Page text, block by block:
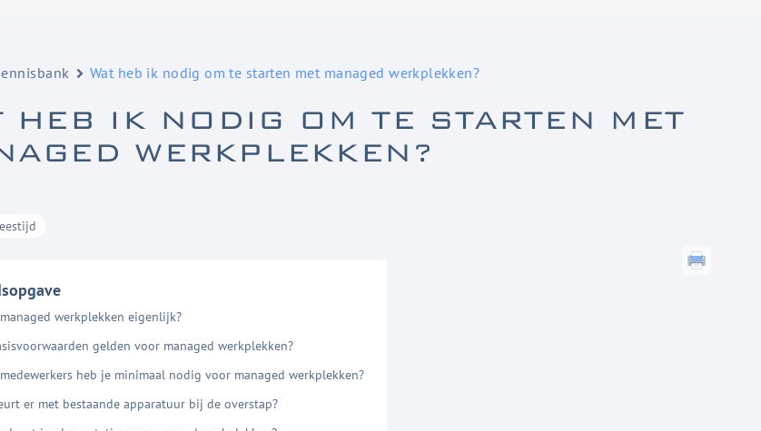
Wat heb ik nodig om te starten met managed werkplekken?
HEB IK NODIG OM TE STARTEN MET
WERKPLEKKEN?
werkplekken eigenlijk?
gelden voor managed werkplekken?
heb je minimaal nodig voor managed werkplekken?
er met bestaande apparatuur bij de overstap?